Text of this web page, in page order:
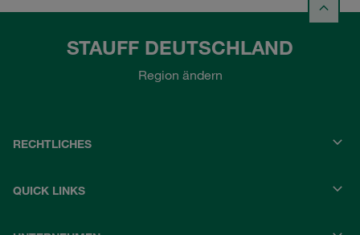
STAUFF DEUTSCHLAND
Region ändern
RECHTLICHES
QUICK LINKS